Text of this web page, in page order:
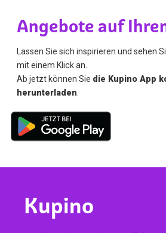
Angebote auf
Lassen Sie sich inspirieren und sehen
mit einem Klick an.
Ab jetzt können Sie die Kupino App
herunterladen
Kupino